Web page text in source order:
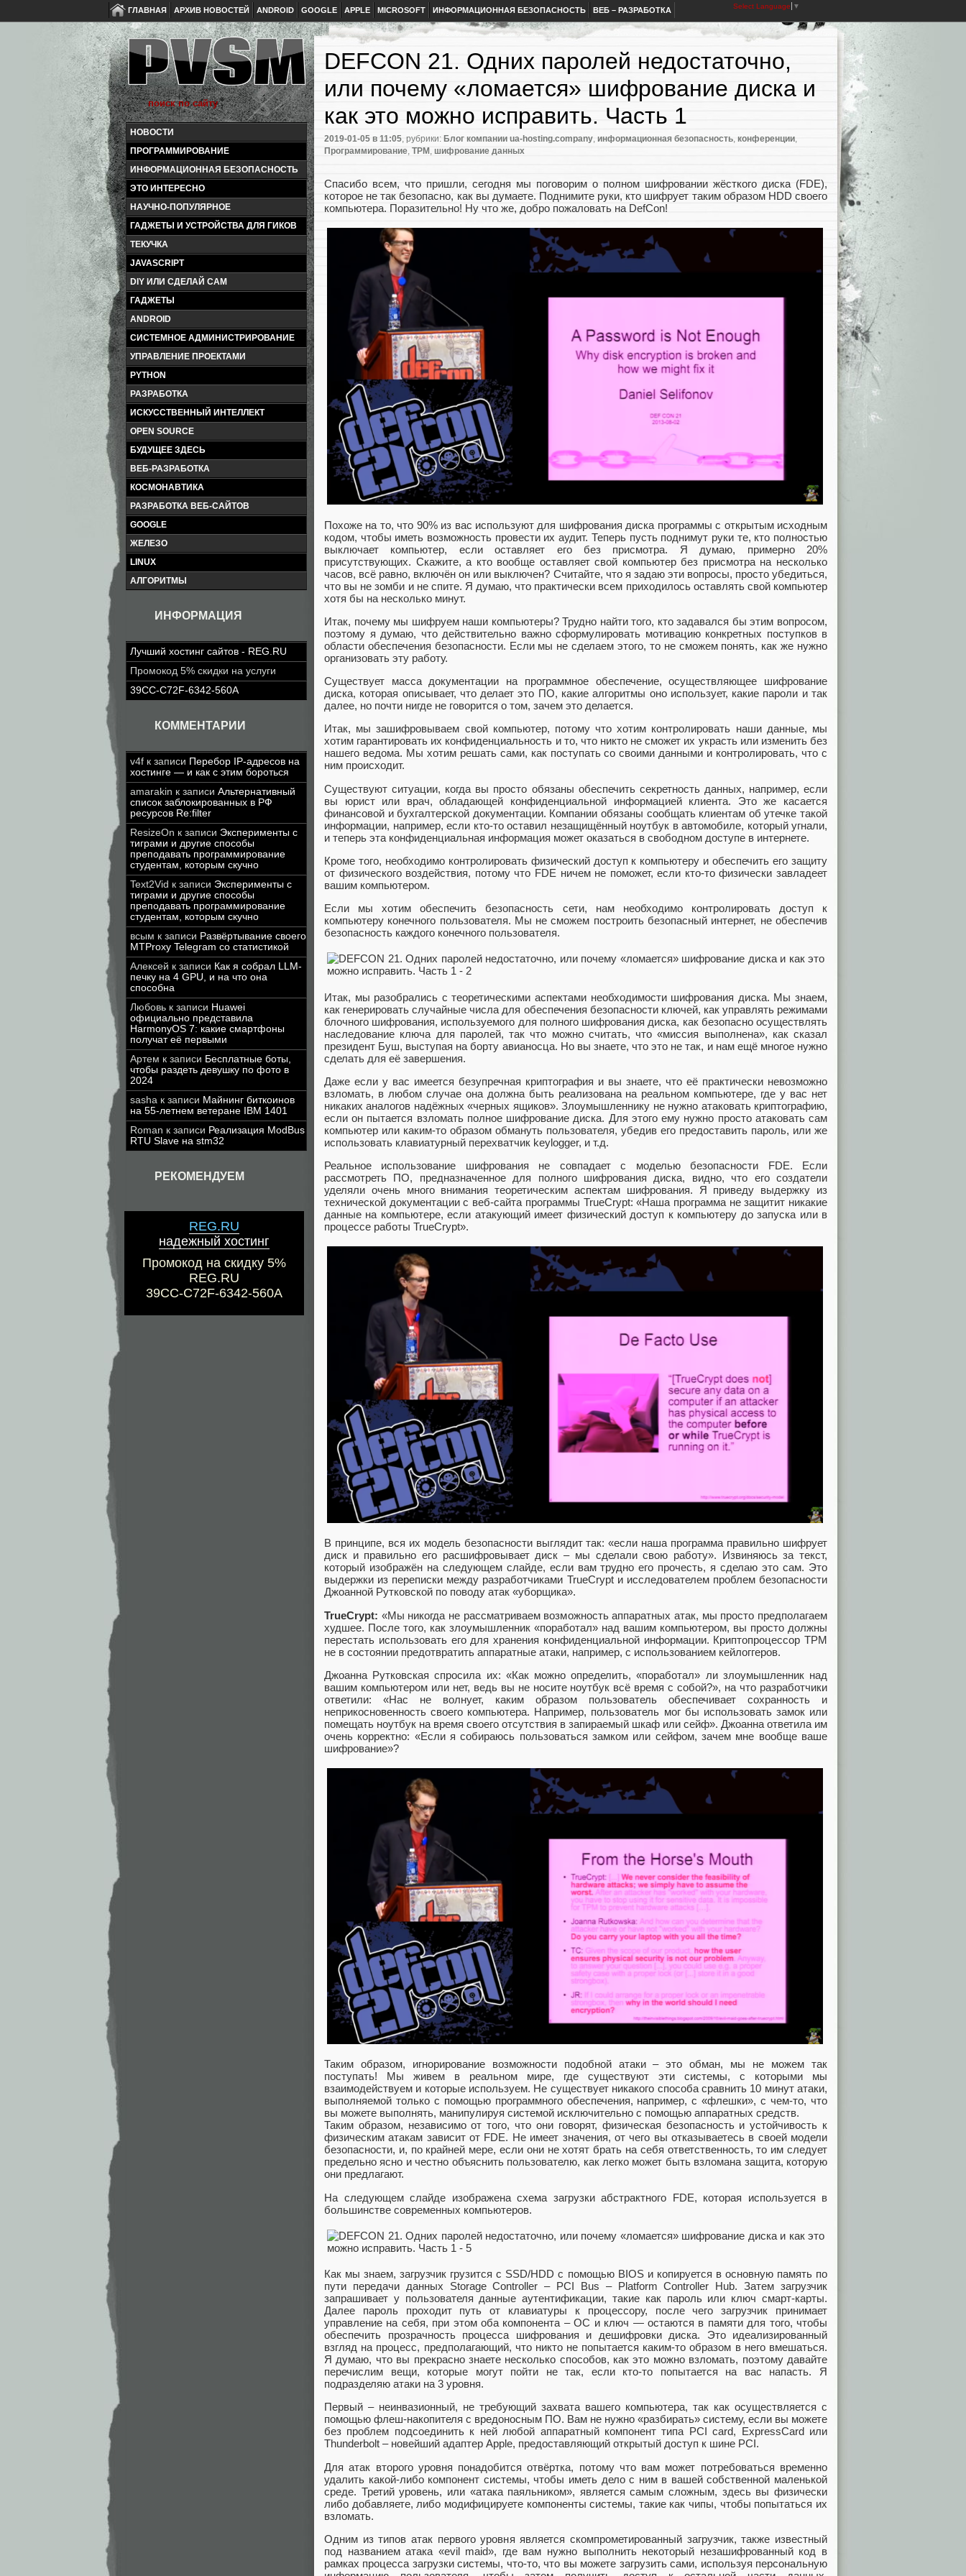
ГЛАВНАЯ АРХИВ НОВОСТЕЙ ANDROID GOOGLE APPLE MICROSOFT ИНФОРМАЦИОННАЯ БЕЗОПАСНОСТЬ ВЕБ – РАЗРАБОТКА Select Language ▼
НОВОСТИ
ПРОГРАММИРОВАНИЕ
ИНФОРМАЦИОННАЯ БЕЗОПАСНОСТЬ
ЭТО ИНТЕРЕСНО
НАУЧНО-ПОПУЛЯРНОЕ
ГАДЖЕТЫ И УСТРОЙСТВА ДЛЯ ГИКОВ
ТЕКУЧКА
JAVASCRIPT
DIY ИЛИ СДЕЛАЙ САМ
ГАДЖЕТЫ
ANDROID
СИСТЕМНОЕ АДМИНИСТРИРОВАНИЕ
УПРАВЛЕНИЕ ПРОЕКТАМИ
PYTHON
РАЗРАБОТКА
ИСКУССТВЕННЫЙ ИНТЕЛЛЕКТ
OPEN SOURCE
БУДУЩЕЕ ЗДЕСЬ
ВЕБ-РАЗРАБОТКА
КОСМОНАВТИКА
РАЗРАБОТКА ВЕБ-САЙТОВ
GOOGLE
ЖЕЛЕЗО
LINUX
АЛГОРИТМЫ
ИНФОРМАЦИЯ
Лучший хостинг сайтов - REG.RU
Промокод 5% скидки на услуги
39CC-C72F-6342-560A
КОММЕНТАРИИ
v4f к записи Перебор IP-адресов на
хостинге — и как с этим бороться
amarakin к записи Альтернативный
список заблокированных в РФ
ресурсов Re:filter
ResizeOn к записи Эксперименты с
тиграми и другие способы
преподавать программирование
студентам, которым скучно
Text2Vid к записи Эксперименты с
тиграми и другие способы
преподавать программирование
студентам, которым скучно
всым к записи Развёртывание своего
MTProxy Telegram со статистикой
Алексей к записи Как я собрал LLM-
печку на 4 GPU, и на что она
способна
Любовь к записи Huawei
официально представила
HarmonyOS 7: какие смартфоны
получат её первыми
Артем к записи Бесплатные боты,
чтобы раздеть девушку по фото в
2024
sasha к записи Майнинг биткоинов
на 55-летнем ветеране IBM 1401
Roman к записи Реализация ModBus
RTU Slave на stm32
РЕКОМЕНДУЕМ
REG.RU
надежный хостинг
Промокод на скидку 5%
REG.RU
39CC-C72F-6342-560A
DEFCON 21. Одних паролей недостаточно,
или почему «ломается» шифрование диска и
как это можно исправить. Часть 1
2019-01-05 в 11:05, рубрики: Блог компании ua-hosting.company, информационная безопасность, конференции,
Программирование, ТРМ , шифрование данных
Спасибо всем, что пришли, сегодня мы поговорим о полном шифровании жёсткого диска (FDE),
которое не так безопасно, как вы думаете. Поднимите руки, кто шифрует таким образом HDD своего
компьютера. Поразительно! Ну что же, добро пожаловать на DefCon!
Похоже на то, что 90% из вас используют для шифрования диска программы с открытым исходным
кодом, чтобы иметь возможность провести их аудит. Теперь пусть поднимут руки те, кто полностью
выключает компьютер, если оставляет его без присмотра. Я думаю, примерно 20%
присутствующих. Скажите, а кто вообще оставляет свой компьютер без присмотра на несколько
часов, всё равно, включён он или выключен? Считайте, что я задаю эти вопросы, просто убедиться,
что вы не зомби и не спите. Я думаю, что практически всем приходилось оставлять свой компьютер
хотя бы на несколько минут.
Итак, почему мы шифруем наши компьютеры? Трудно найти того, кто задавался бы этим вопросом,
поэтому я думаю, что действительно важно сформулировать мотивацию конкретных поступков в
области обеспечения безопасности. Если мы не сделаем этого, то не сможем понять, как же нужно
организовать эту работу.
Существует масса документации на программное обеспечение, осуществляющее шифрование
диска, которая описывает, что делает это ПО, какие алгоритмы оно использует, какие пароли и так
далее, но почти нигде не говорится о том, зачем это делается.
Итак, мы зашифровываем свой компьютер, потому что хотим контролировать наши данные, мы
хотим гарантировать их конфиденциальность и то, что никто не сможет их украсть или изменить без
нашего ведома. Мы хотим решать сами, как поступать со своими данными и контролировать, что с
ним происходит.
Существуют ситуации, когда вы просто обязаны обеспечить секретность данных, например, если
вы юрист или врач, обладающей конфиденциальной информацией клиента. Это же касается
финансовой и бухгалтерской документации. Компании обязаны сообщать клиентам об утечке такой
информации, например, если кто-то оставил незащищённый ноутбук в автомобиле, который угнали,
и теперь эта конфиденциальная информация может оказаться в свободном доступе в интернете.
Кроме того, необходимо контролировать физический доступ к компьютеру и обеспечить его защиту
от физического воздействия, потому что FDE ничем не поможет, если кто-то физически завладеет
вашим компьютером.
Если мы хотим обеспечить безопасность сети, нам необходимо контролировать доступ к
компьютеру конечного пользователя. Мы не сможем построить безопасный интернет, не обеспечив
безопасность каждого конечного пользователя.
Итак, мы разобрались с теоретическими аспектами необходимости шифрования диска. Мы знаем,
как генерировать случайные числа для обеспечения безопасности ключей, как управлять режимами
блочного шифрования, используемого для полного шифрования диска, как безопасно осуществлять
наследование ключа для паролей, так что можно считать, что «миссия выполнена», как сказал
президент Буш, выступая на борту авианосца. Но вы знаете, что это не так, и нам ещё многое нужно
сделать для её завершения.
Даже если у вас имеется безупречная криптография и вы знаете, что её практически невозможно
взломать, в любом случае она должна быть реализована на реальном компьютере, где у вас нет
никаких аналогов надёжных «черных ящиков». Злоумышленнику не нужно атаковать криптографию,
если он пытается взломать полное шифрование диска. Для этого ему нужно просто атаковать сам
компьютер или каким-то образом обмануть пользователя, убедив его предоставить пароль, или же
использовать клавиатурный перехватчик keylogger, и т.д.
Реальное использование шифрования не совпадает с моделью безопасности FDE. Если
рассмотреть ПО, предназначенное для полного шифрования диска, видно, что его создатели
уделяли очень много внимания теоретическим аспектам шифрования. Я приведу выдержку из
технической документации с веб-сайта программы TrueCrypt: «Наша программа не защитит никакие
данные на компьютере, если атакующий имеет физический доступ к компьютеру до запуска или в
процессе работы TrueCrypt».
В принципе, вся их модель безопасности выглядит так: «если наша программа правильно шифрует
диск и правильно его расшифровывает диск – мы сделали свою работу». Извиняюсь за текст,
который изображён на следующем слайде, если вам трудно его прочесть, я сделаю это сам. Это
выдержки из переписки между разработчиками TrueCrypt и исследователем проблем безопасности
Джоанной Рутковской по поводу атак «уборщика».
TrueCrypt: «Мы никогда не рассматриваем возможность аппаратных атак, мы просто предполагаем
худшее. После того, как злоумышленник «поработал» над вашим компьютером, вы просто должны
перестать использовать его для хранения конфиденциальной информации. Криптопроцессор TPM
не в состоянии предотвратить аппаратные атаки, например, с использованием кейлоггеров.
Джоанна Рутковская спросила их: «Как можно определить, «поработал» ли злоумышленник над
вашим компьютером или нет, ведь вы не носите ноутбук всё время с собой?», на что разработчики
ответили: «Нас не волнует, каким образом пользователь обеспечивает сохранность и
неприкосновенность своего компьютера. Например, пользователь мог бы использовать замок или
помещать ноутбук на время своего отсутствия в запираемый шкаф или сейф». Джоанна ответила им
очень корректно: «Если я собираюсь пользоваться замком или сейфом, зачем мне вообще ваше
шифрование»?
Таким образом, игнорирование возможности подобной атаки – это обман, мы не можем так
поступать! Мы живем в реальном мире, где существуют эти системы, с которыми мы
взаимодействуем и которые используем. Не существует никакого способа сравнить 10 минут атаки,
выполняемой только с помощью программного обеспечения, например, с «флешки», с чем-то, что
вы можете выполнять, манипулируя системой исключительно с помощью аппаратных средств.
Таким образом, независимо от того, что они говорят, физическая безопасность и устойчивость к
физическим атакам зависит от FDE. Не имеет значения, от чего вы отказываетесь в своей модели
безопасности, и, по крайней мере, если они не хотят брать на себя ответственность, то им следует
предельно ясно и честно объяснить пользователю, как легко может быть взломана защита, которую
они предлагают.
На следующем слайде изображена схема загрузки абстрактного FDE, которая используется в
большинстве современных компьютеров.
Как мы знаем, загрузчик грузится с SSD/HDD с помощью BIOS и копируется в основную память по
пути передачи данных Storage Controller – PCI Bus – Platform Controller Hub. Затем загрузчик
запрашивает у пользователя данные аутентификации, такие как пароль или ключ смарт-карты.
Далее пароль проходит путь от клавиатуры к процессору, после чего загрузчик принимает
управление на себя, при этом оба компонента – ОС и ключ — остаются в памяти для того, чтобы
обеспечить прозрачность процесса шифрования и дешифровки диска. Это идеализированный
взгляд на процесс, предполагающий, что никто не попытается каким-то образом в него вмешаться.
Я думаю, что вы прекрасно знаете несколько способов, как это можно взломать, поэтому давайте
перечислим вещи, которые могут пойти не так, если кто-то попытается на вас напасть. Я
подразделяю атаки на 3 уровня.
Первый – неинвазионный, не требующий захвата вашего компьютера, так как осуществляется с
помощью флеш-накопителя с вредоносным ПО. Вам не нужно «разбирать» систему, если вы можете
без проблем подсоединить к ней любой аппаратный компонент типа PCI card, ExpressСard или
Thunderbolt – новейший адаптер Apple, предоставляющий открытый доступ к шине PCI.
Для атак второго уровня понадобится отвёртка, потому что вам может потребоваться временно
удалить какой-либо компонент системы, чтобы иметь дело с ним в вашей собственной маленькой
среде. Третий уровень, или «атака паяльником», является самым сложным, здесь вы физически
либо добавляете, либо модифицируете компоненты системы, такие как чипы, чтобы попытаться их
взломать.
Одним из типов атак первого уровня является скомпрометированный загрузчик, также известный
под названием атака «evil maid», где вам нужно выполнить некоторый незашифрованный код в
рамках процесса загрузки системы, что-то, что вы можете загрузить сами, используя персональную